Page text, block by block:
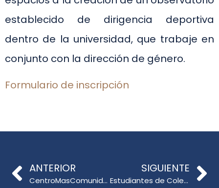
establecido de dirigencia deportiva
dentro de la universidad, que trabaje en
conjunto con la dirección de género.
Formulario de inscripción
ANTERIOR
CentroMasComunidad invita a Seminario de Tejidos Educativos
SIGUIENTE
Estudiantes de Colegio Metodista viven su primera experiencia de Laboratorio